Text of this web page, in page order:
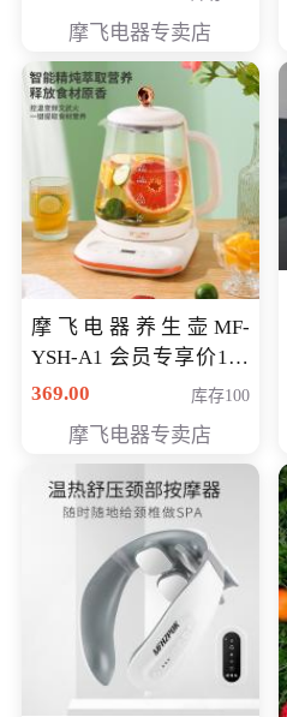
摩飞电器专卖店
摩飞电器养生壶MF-
YSH-A1 会员专享价198
元
369.00 库存100
摩飞电器专卖店